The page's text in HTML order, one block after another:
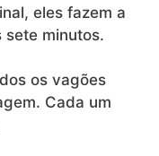
eles fazem a
sete minutos.
os vagões
Cada um